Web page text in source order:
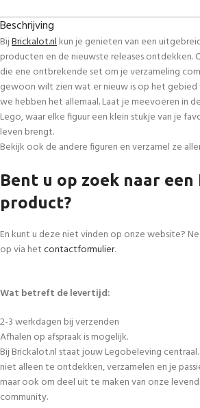
Beschrijving
BijBrickalot.nlkun je genieten van een
producten en de nieuwste releases ontdekken.
die ene ontbrekende set om je verzameling
gewoon wilt zien wat er nieuw is op het
we hebben het allemaal. Laat je meevoeren in
Lego, waar elke figuur een klein stukje van je
leven brengt.
Bekijk ook de andere figuren en verzamel ze
Bent u op zoek naar een
product?
En kunt u deze niet vinden op onze website?
op via hetcontactformulier.
Wat betreft de levertijd:
2-3 werkdagen bij verzenden
Afhalen op afspraak is mogelijk.
Bij Brickalot.nl staat jouw Legobeleving
niet alleen te ontdekken, verzamelen en je
maar ook om deel uit te maken van onze
community.